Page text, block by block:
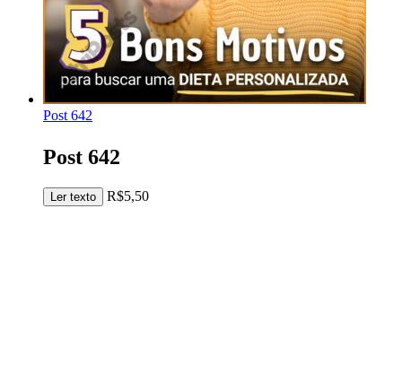
Post 642
Post 642
Ler texto R$5,50